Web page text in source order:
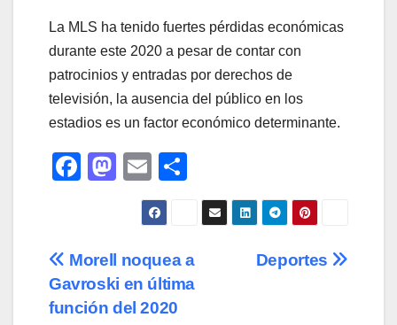
La MLS ha tenido fuertes pérdidas económicas
durante este 2020 a pesar de contar con
patrocinios y entradas por derechos de
televisión, la ausencia del público en los
estadios es un factor económico determinante.
F
e
b
o
M
o
d
o
E
m
ail
o
m
p
ar
Navegación
de
Deportes
Morell noquea a
Gavroski en última
función del 2020